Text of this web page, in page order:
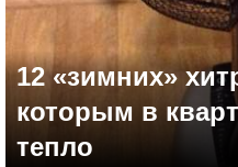
12 «зимних»
которым в
тепло